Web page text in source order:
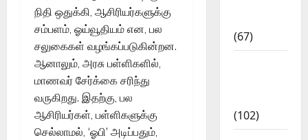
நிதி ஒதுக்கி, ஆசிரியர்களுக்கு
சம்பளம், ஓய்வூதியம் என, பல
சலுகைகள் வழங்கப்படுகின்றன.
ஆனாலும், அரசு பள்ளிகளில்,
மாணவர் சேர்க்கை சரிந்து
வருகிறது. இதற்கு, பல
ஆசிரியர்கள், பள்ளிகளுக்கு
செல்லாமல், ‘ஓபி’ அடிப்பதும்,
(67)
(102)